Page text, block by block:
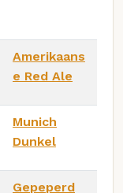
Amerikaans
e Red Ale
Munich
Dunkel
Gepeperd